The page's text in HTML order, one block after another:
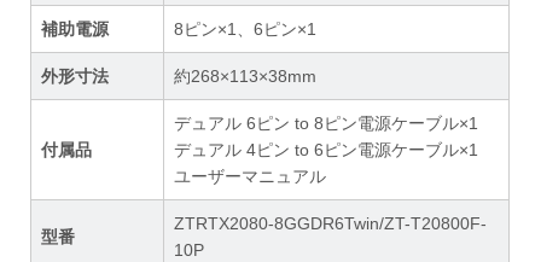
補助電源 8ピン×1、6ピン×1
外形寸法 約268×113×38mm
付属品
デュアル 6ピン to 8ピン電源ケーブル×1
デュアル 4ピン to 6ピン電源ケーブル×1
ユーザーマニュアル
型番
ZTRTX2080-8GGDR6Twin/ZT-T20800F-
10P